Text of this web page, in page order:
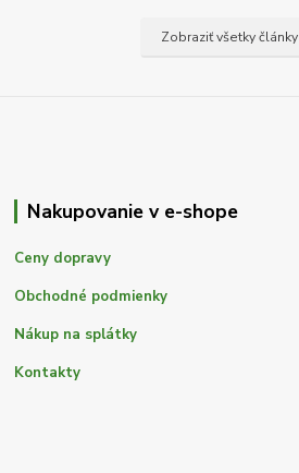
Zobraziť všetky články
Nakupovanie v e-shope
Ceny dopravy
Obchodné podmienky
Nákup na splátky
Kontakty